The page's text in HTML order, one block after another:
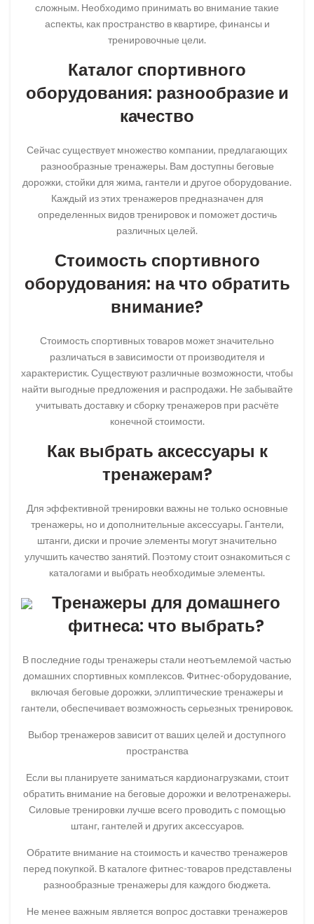
сложным. Необходимо принимать во внимание такие
аспекты, как пространство в квартире, финансы и
тренировочные цели.
Каталог спортивного
оборудования: разнообразие и
качество
Сейчас существует множество компании, предлагающих
разнообразные тренажеры. Вам доступны беговые
дорожки, стойки для жима, гантели и другое оборудование.
Каждый из этих тренажеров предназначен для
определенных видов тренировок и поможет достичь
различных целей.
Стоимость спортивного
оборудования: на что обратить
внимание?
Стоимость спортивных товаров может значительно
различаться в зависимости от производителя и
характеристик. Существуют различные возможности, чтобы
найти выгодные предложения и распродажи. Не забывайте
учитывать доставку и сборку тренажеров при расчёте
конечной стоимости.
Как выбрать аксессуары к
тренажерам?
Для эффективной тренировки важны не только основные
тренажеры, но и дополнительные аксессуары. Гантели,
штанги, диски и прочие элементы могут значительно
улучшить качество занятий. Поэтому стоит ознакомиться с
каталогами и выбрать необходимые элементы.
Тренажеры для домашнего
фитнеса: что выбрать?
В последние годы тренажеры стали неотъемлемой частью
домашних спортивных комплексов. Фитнес-оборудование,
включая беговые дорожки, эллиптические тренажеры и
гантели, обеспечивает возможность серьезных тренировок.
Выбор тренажеров зависит от ваших целей и доступного
пространства
Если вы планируете заниматься кардионагрузками, стоит
обратить внимание на беговые дорожки и велотренажеры.
Силовые тренировки лучше всего проводить с помощью
штанг, гантелей и других аксессуаров.
Обратите внимание на стоимость и качество тренажеров
перед покупкой. В каталоге фитнес-товаров представлены
разнообразные тренажеры для каждого бюджета.
Не менее важным является вопрос доставки тренажеров